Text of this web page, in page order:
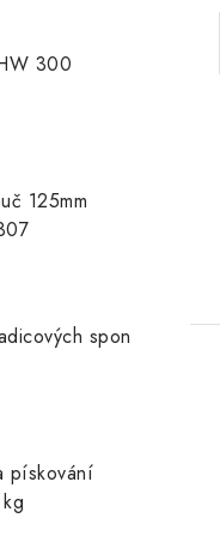
300
125mm
spon
pískování